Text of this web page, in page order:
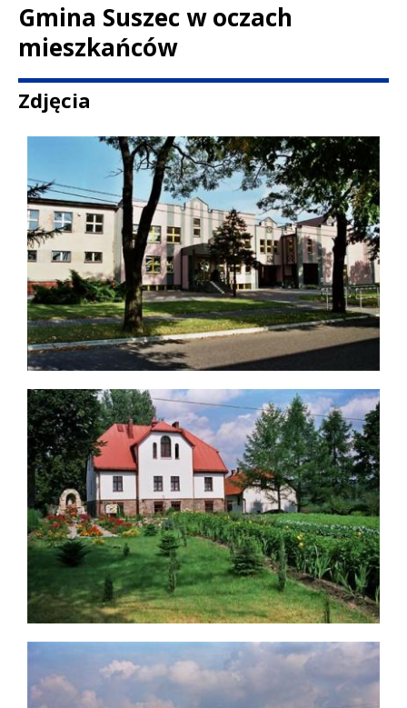
Gmina Suszec w oczach
mieszkańców
Treść
Zdjęcia